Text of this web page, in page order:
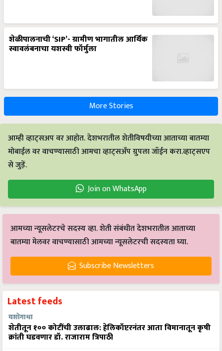
शेळीपालनाची ‘SIP’- ग्रामीण भागातील आर्थिक
स्वावलंबनाचा यशस्वी फॉर्मुला
More Stories
आम्ही व्हाट्सअप वर आहोत. देशभरातील शेतीविषयीच्या आताच्या बातम्या
मोबाईल वर वाचण्यासाठी आमचा व्हाट्सअँप ग्रुपला जॉईन करा.व्हाट्सएप
से जुड़ें.
Join on WhatsApp
आमच्या न्यूसलेटरचे सदस्य व्हा. शेती संबंधीत देशभरातील आताच्या
बातम्या मेलवर वाचण्यासाठी आमच्या न्यूसलेटरची सदस्यता घ्या.
Subscribe Newsletters
Latest feeds
यशोगाथा
शेतीतून १०० कोटींची उलाढाल: हेलिकॉप्टरनंतर आता विमानातून कृषी
क्रांती घडवणार डॉ. राजाराम त्रिपाठी